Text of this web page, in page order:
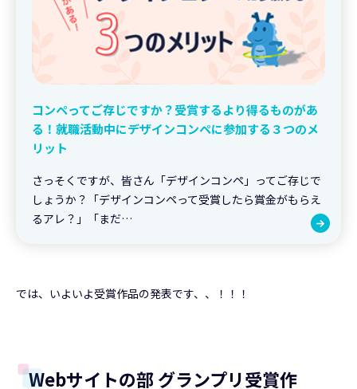
コンペってご存じですか？受賞するより得るものがあ
る！就職活動中にデザインコンペに参加する３つのメ
リット
さっそくですが、皆さん「デザインコンペ」ってご存じで
しょうか？「デザインコンペって受賞したら賞金がもらえ
るアレ？」「まだ…
では、いよいよ受賞作品の発表です、、！！！
Webサイトの部 グランプリ受賞作